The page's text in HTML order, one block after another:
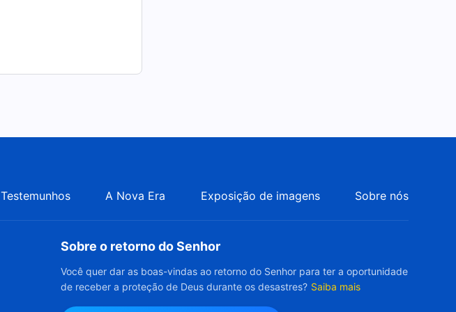
Testemunhos A Nova Era Exposição de imagens Sobre nós
Sobre o retorno do Senhor
Você quer dar as boas-vindas ao retorno do Senhor para ter a oportunidade
de receber a proteção de Deus durante os desastres? Saiba mais